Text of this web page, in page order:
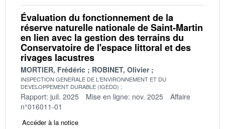
Évaluation du fonctionnement de la
réserve naturelle nationale de Saint-Martin
en lien avec la gestion des terrains du
Conservatoire de l'espace littoral et des
rivages lacustres
MORTIER, Frédéric ROBINET, Olivier
INSPECTION GENERALE DE L'ENVIRONNEMENT ET DU
DEVELOPPEMENT DURABLE (IGEDD)
Rapport: juil. 2025 Mise en ligne: nov. 2025
Affaire
n°016011-01
Accéder à la notice